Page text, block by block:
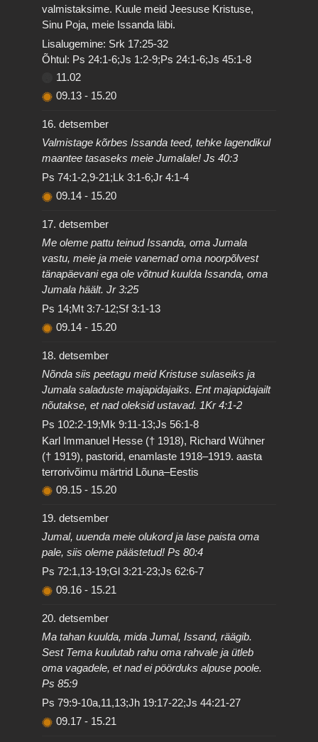
valmistaksime. Kuule meid Jeesuse Kristuse,
Sinu Poja, meie Issanda läbi.
Lisalugemine: Srk 17:25-32
Õhtul: Ps 24:1-6;Js 1:2-9;Ps 24:1-6;Js 45:1-8
11.02
09.13 - 15.20
16. detsember
Valmistage kõrbes Issanda teed, tehke lagendikul
maantee tasaseks meie Jumalale! Js 40:3
Ps 74:1-2,9-21;Lk 3:1-6;Jr 4:1-4
09.14 - 15.20
17. detsember
Me oleme pattu teinud Issanda, oma Jumala
vastu, meie ja meie vanemad oma noorpõlvest
tänapäevani ega ole võtnud kuulda Issanda, oma
Jumala häält. Jr 3:25
Ps 14;Mt 3:7-12;Sf 3:1-13
09.14 - 15.20
18. detsember
Nõnda siis peetagu meid Kristuse sulaseiks ja
Jumala saladuste majapidajaiks. Ent majapidajailt
nõutakse, et nad oleksid ustavad. 1Kr 4:1-2
Ps 102:2-19;Mk 9:11-13;Js 56:1-8
Karl Immanuel Hesse († 1918), Richard Wühner
(† 1919), pastorid, enamlaste 1918–1919. aasta
terrorivõimu märtrid Lõuna–Eestis
09.15 - 15.20
19. detsember
Jumal, uuenda meie olukord ja lase paista oma
pale, siis oleme päästetud! Ps 80:4
Ps 72:1,13-19;Gl 3:21-23;Js 62:6-7
09.16 - 15.21
20. detsember
Ma tahan kuulda, mida Jumal, Issand, räägib.
Sest Tema kuulutab rahu oma rahvale ja ütleb
oma vagadele, et nad ei pöörduks alpuse poole.
Ps 85:9
Ps 79:9-10a,11,13;Jh 19:17-22;Js 44:21-27
09.17 - 15.21